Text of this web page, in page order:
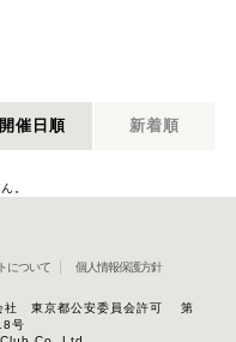
開催日順 新着順
。
について 個人情報保護方針
社 東京都公安委員会許可 第
号